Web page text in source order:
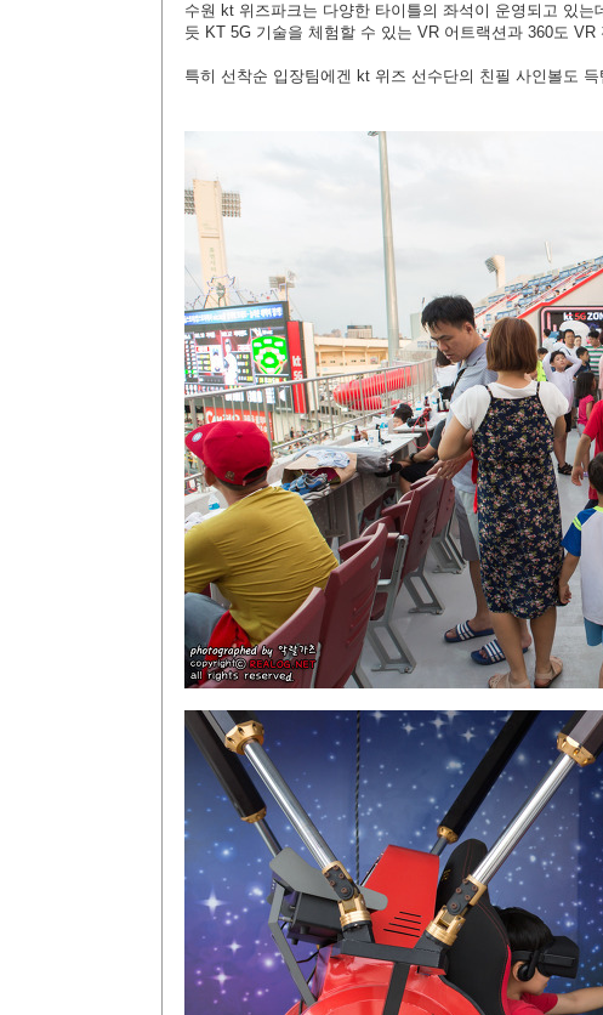
수원 kt 위즈파크는 다양한 타이틀의 좌석이 운영되고 있는
듯 KT 5G 기술을 체험할 수 있는 VR 어트랙션과 360도
특히 선착순 입장팀에겐 kt 위즈 선수단의 친필 사인볼도